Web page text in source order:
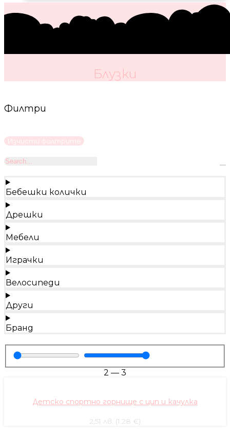
Блузки
Филтри
Изчисти филтрите
Бебешки колички
Дрешки
Мебели
Играчки
Велосипеди
Други
Бранд
2 — 3
Детско спортно горнище с цип и качулка
2,51 лв. (1.28 €)